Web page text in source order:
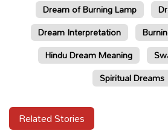
Dream of Burning Lamp
Dream Interpretation
Hindu Dream Meaning
Spiritual Dreams
Related Stories